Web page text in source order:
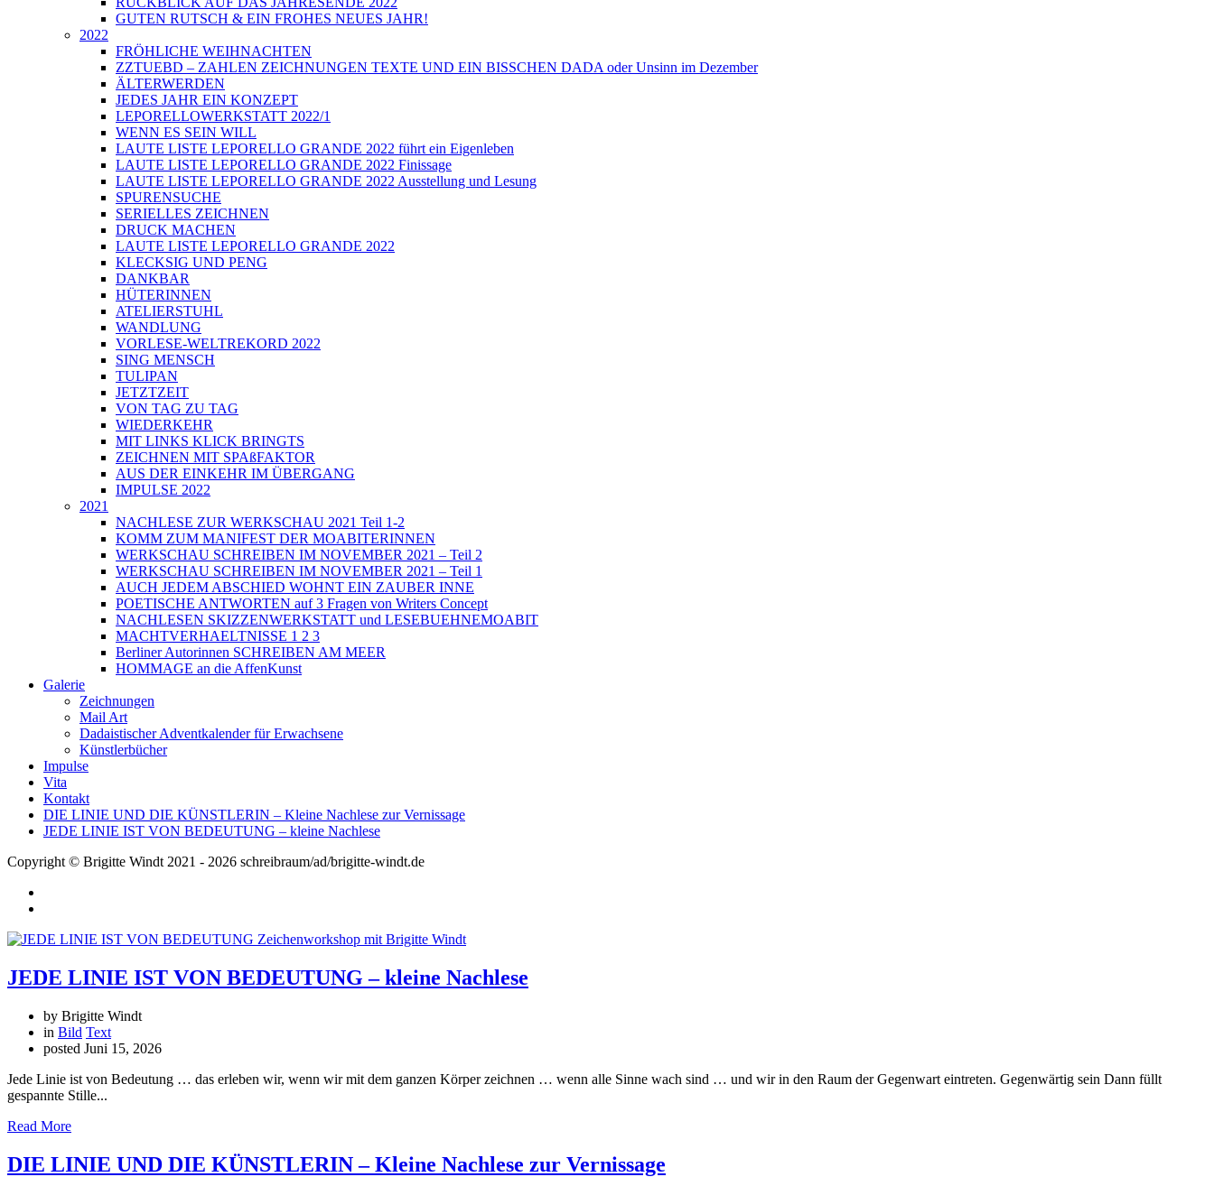
GUTEN RUTSCH & EIN FROHES NEUES JAHR!
2022
FRÖHLICHE WEIHNACHTEN
ZZTUEBD – ZAHLEN ZEICHNUNGEN TEXTE UND EIN BISSCHEN DADA oder Unsinn im Dezember
ÄLTERWERDEN
JEDES JAHR EIN KONZEPT
LEPORELLOWERKSTATT 2022/1
WENN ES SEIN WILL
LAUTE LISTE LEPORELLO GRANDE 2022 führt ein Eigenleben
LAUTE LISTE LEPORELLO GRANDE 2022 Finissage
LAUTE LISTE LEPORELLO GRANDE 2022 Ausstellung und Lesung
SPURENSUCHE
SERIELLES ZEICHNEN
DRUCK MACHEN
LAUTE LISTE LEPORELLO GRANDE 2022
KLECKSIG UND PENG
DANKBAR
HÜTERINNEN
ATELIERSTUHL
WANDLUNG
VORLESE-WELTREKORD 2022
SING MENSCH
TULIPAN
JETZTZEIT
VON TAG ZU TAG
WIEDERKEHR
MIT LINKS KLICK BRINGTS
ZEICHNEN MIT SPAßFAKTOR
AUS DER EINKEHR IM ÜBERGANG
IMPULSE 2022
2021
NACHLESE ZUR WERKSCHAU 2021 Teil 1-2
KOMM ZUM MANIFEST DER MOABITERINNEN
WERKSCHAU SCHREIBEN IM NOVEMBER 2021 – Teil 2
WERKSCHAU SCHREIBEN IM NOVEMBER 2021 – Teil 1
AUCH JEDEM ABSCHIED WOHNT EIN ZAUBER INNE
POETISCHE ANTWORTEN auf 3 Fragen von Writers Concept
NACHLESEN SKIZZENWERKSTATT und LESEBUEHNEMOABIT
MACHTVERHAELTNISSE 1 2 3
Berliner Autorinnen SCHREIBEN AM MEER
HOMMAGE an die AffenKunst
Galerie
Zeichnungen
Mail Art
Dadaistischer Adventkalender für Erwachsene
Künstlerbücher
Impulse
Vita
Kontakt
DIE LINIE UND DIE KÜNSTLERIN – Kleine Nachlese zur Vernissage
JEDE LINIE IST VON BEDEUTUNG – kleine Nachlese
Copyright © Brigitte Windt 2021 - 2026 schreibraum/ad/brigitte-windt.de
JEDE LINIE IST VON BEDEUTUNG – kleine Nachlese
by Brigitte Windt
in Bild Text
posted Juni 15, 2026
Jede Linie ist von Bedeutung … das erleben wir, wenn wir mit dem ganzen Körper zeichnen … wenn alle Sinne wach sind … und wir in den Raum der Gegenwart eintreten. Gegenwärtig sein Dann füllt
gespannte Stille...
Read More
DIE LINIE UND DIE KÜNSTLERIN – Kleine Nachlese zur Vernissage